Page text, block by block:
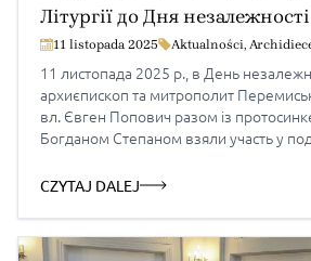
Літургії до Дня
11 listopada 2025 Aktualności,
11 листопада 2025 р., в День
архиєпископ та митрополит
вл. Євген Попович разом із
Богданом Степаном взяли участь у
Богослужіння очолив та виголосив
Пресслужба архиєпархії
CZYTAJ DALEJ